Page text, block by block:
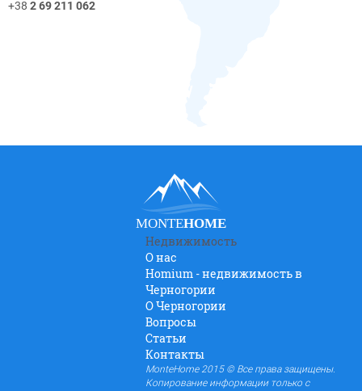
+38 2 69 211 062
MONTEHOME
Недвижимость
О нас
Homium - недвижимость в
Черногории
O Черногории
Вопросы
Статьи
Контакты
MonteHome 2015 © Все права защищены.
Копирование информации только с